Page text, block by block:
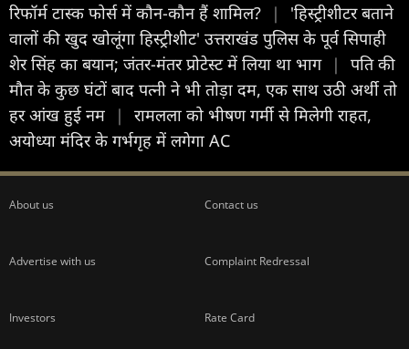
रिफॉर्म टास्क फोर्स में कौन-कौन हैं शामिल?
|
'हिस्ट्रीशीटर बताने
वालों की खुद खोलूंगा हिस्ट्रीशीट' उत्तराखंड पुलिस के पूर्व सिपाही
शेर सिंह का बयान; जंतर-मंतर प्रोटेस्ट में लिया था भाग |
पति की
मौत के कुछ घंटों बाद पत्नी ने भी तोड़ा दम, एक साथ उठी अर्थी तो
हर आंख हुई नम
|
रामलला को भीषण गर्मी से मिलेगी राहत,
अयोध्या मंदिर के गर्भगृह में लगेगा AC
About us Contact us
Advertise with us Complaint Redressal
Investors Rate Card